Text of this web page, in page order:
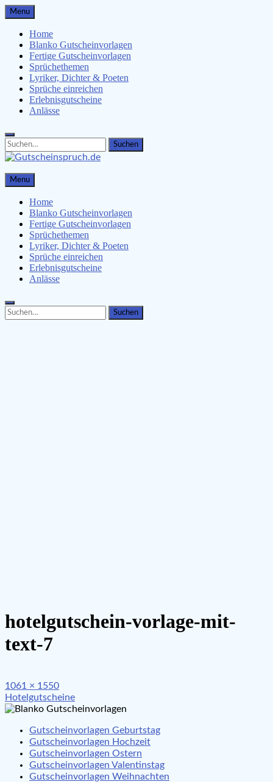
Skip
to
content
Menu
Home
Blanko Gutscheinvorlagen
Fertige Gutscheinvorlagen
Sprüchethemen
Lyriker, Dichter & Poeten
Sprüche einreichen
Erlebnisgutscheine
Anlässe
Search
for:
Search
Gutscheinspruch.de
Gutscheinsprüche & Gutscheinvorlagen finden
Menu
Home
Blanko Gutscheinvorlagen
Fertige Gutscheinvorlagen
Sprüchethemen
Lyriker, Dichter & Poeten
Sprüche einreichen
Erlebnisgutscheine
Anlässe
Search
for:
Search
hotelgutschein-vorlage-mit-
text-7
Full
size
1061 × 1550
Beitragsnavigation
Hotelgutscheine
Gutscheinvorlagen Geburtstag
Gutscheinvorlagen Hochzeit
Gutscheinvorlagen Ostern
Gutscheinvorlagen Valentinstag
Gutscheinvorlagen Weihnachten